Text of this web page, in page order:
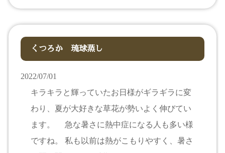
くつろか 琉球蒸し
2022/07/01
キラキラと輝っていたお日様がギラギラに変
わり、夏が大好きな草花が勢いよく伸びてい
ます。 急な暑さに熱中症になる人も多い様
ですね。 私も以前は熱がこもりやすく、暑さ